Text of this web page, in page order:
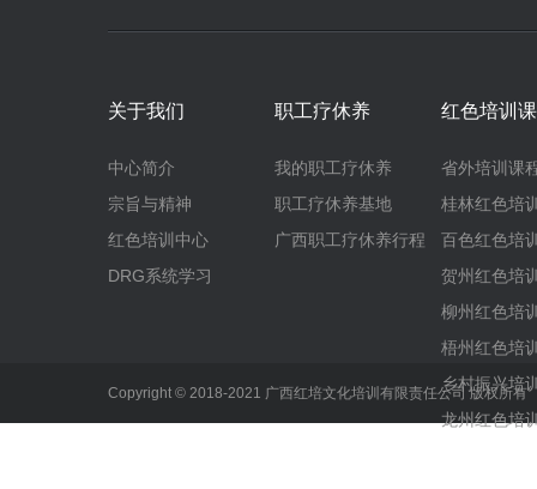
关于我们
中心简介
宗旨与精神
红色培训中心
DRG系统学习
职工疗休养
我的职工疗休养
职工疗休养基地
广西职工疗休养行程
红色培训
省外培训课
桂林红色培
百色红色培
贺州红色培
柳州红色培
梧州红色培
乡村振兴培
龙州红色培
Copyright © 2018-2021 广西红培文化培训有限责任公司 版权所